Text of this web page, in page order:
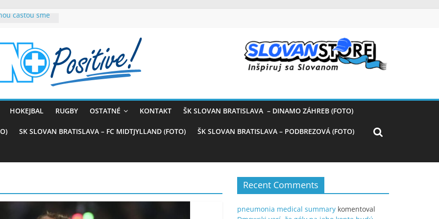
časťou sme
tímového
prvenstvo
nad
HOKEJBAL RUGBY OSTATNÉ KONTAKT ŠK SLOVAN BRATISLAVA – DINAMO ZÁHREB (FOTO)
SK SLOVAN BRATISLAVA – FC MIDTJYLLAND (FOTO) ŠK SLOVAN BRATISLAVA – PODBREZOVÁ (FOTO)
Recent Comments
pneumonia medical summary komentoval